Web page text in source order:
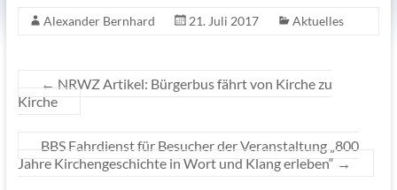
Alexander Bernhard 21. Juli 2017 Aktuelles
← NRWZ Artikel: Bürgerbus fährt von Kirche zu
Kirche
BBS Fahrdienst für Besucher der Veranstaltung „800
Jahre Kirchengeschichte in Wort und Klang erleben“ →